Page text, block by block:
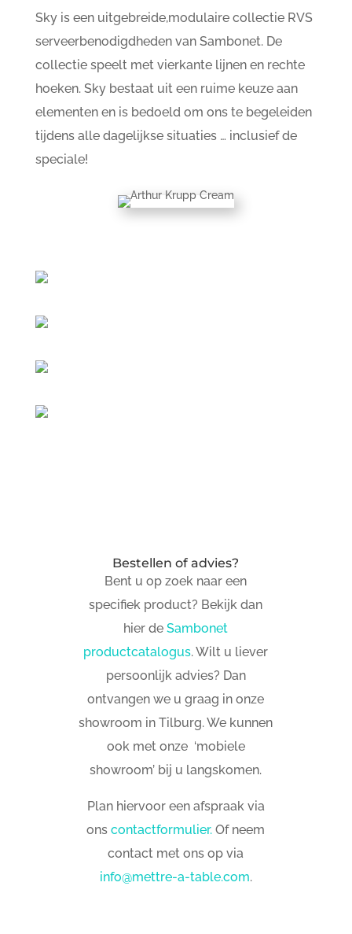
Sky is een uitgebreide,modulaire collectie RVS
serveerbenodigdheden van Sambonet. De
collectie speelt met vierkante lijnen en rechte
hoeken. Sky bestaat uit een ruime keuze aan
elementen en is bedoeld om ons te begeleiden
tijdens alle dagelijkse situaties … inclusief de
speciale!
Bestellen of advies?
Bent u op zoek naar een
specifiek product? Bekijk dan
hier deSambonet
productcatalogus. Wilt u liever
persoonlijk advies? Dan
ontvangen we u graag in onze
showroom in Tilburg. We kunnen
ook met onze ‘mobiele
showroom’ bij u langskomen.
Plan hiervoor een afspraak via
onscontactformulier. Of neem
contact met ons op via
info@mettre-a-table.com.